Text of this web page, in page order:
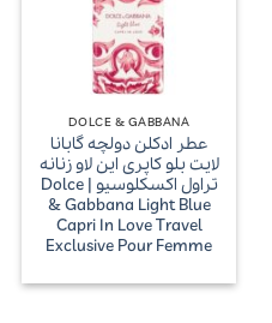
DOLCE & GABBANA
عطر ادکلن دولچه گابانا
لایت بلو کاپری این لاو زنانه
تراول اکسکلوسیو | Dolce
& Gabbana Light Blue
Capri In Love Travel
Exclusive Pour Femme